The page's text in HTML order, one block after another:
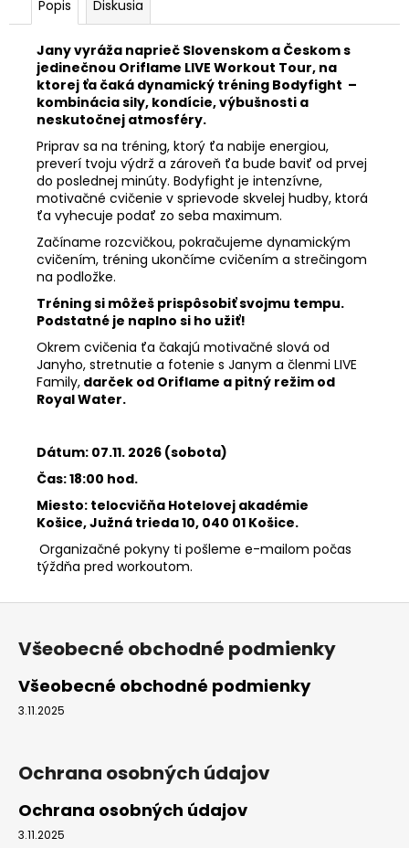
Popis Diskusia
Jany vyráža naprieč Slovenskom a Českom s
jedinečnou Oriflame LIVE Workout Tour, na
ktorej ťa čaká dynamický tréning Bodyfight –
kombinácia sily, kondície, výbušnosti a
neskutočnej atmosféry.
Priprav sa na tréning, ktorý ťa nabije energiou,
preverí tvoju výdrž a zároveň ťa bude baviť od prvej
do poslednej minúty. Bodyfight je intenzívne,
motivačné cvičenie v sprievode skvelej hudby, ktorá
ťa vyhecuje podať zo seba maximum.
Začíname rozcvičkou, pokračujeme dynamickým
cvičením, tréning ukončíme cvičením a strečingom
na podložke.
Tréning si môžeš prispôsobiť svojmu tempu.
Podstatné je naplno si ho užiť!
Okrem cvičenia ťa čakajú motivačné slová od
Janyho, stretnutie a fotenie s Janym a členmi LIVE
Family, darček od Oriflame a pitný režim od
Royal Water.
Dátum: 07.11. 2026 (sobota)
Čas: 18:00 hod.
Miesto: telocvičňa Hotelovej akadémie
Košice, Južná trieda 10, 040 01 Košice.
Organizačné pokyny ti pošleme e-mailom počas
týždňa pred workoutom.
Pôvodne:
€10,90
Z
Všeobecné obchodné podmienky
Všeobecné obchodné podmienky
3.11.2025
Ochrana osobných údajov
Ochrana osobných údajov
3.11.2025